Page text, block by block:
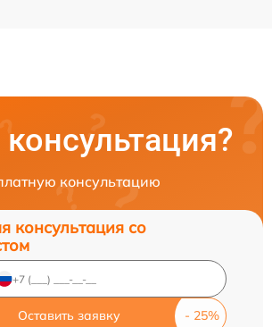
консультацию
консультация со
Оставить заявку